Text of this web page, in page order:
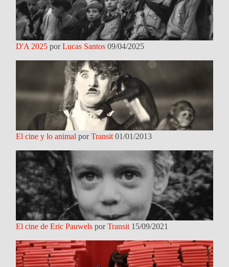
D'A 2025 porLucas Santos 09/04/2025
El cine y lo animal porTransit 01/01/2013
El cine de Eric Pauwels porTransit 15/09/2021